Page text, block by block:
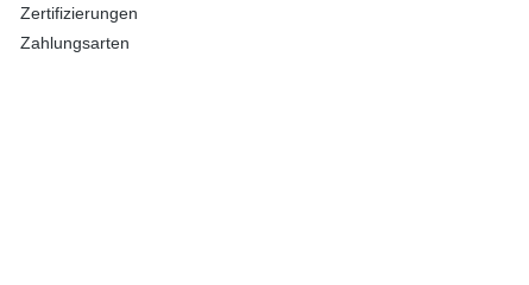
Zertifizierungen
Zahlungsarten